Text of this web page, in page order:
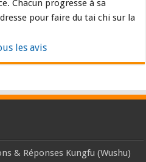
Chacun progresse à sa
pour faire du tai chi sur la
les avis
& Réponses Kungfu (Wushu)